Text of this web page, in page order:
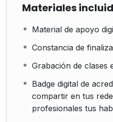
Materiales
Material de apoyo
Constancia de
Grabación de clases
Badge digital de
compartir en tus
profesionales tus